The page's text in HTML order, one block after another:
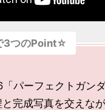
3つのPoint☆
パーフェクトガン
完成写真を交えな